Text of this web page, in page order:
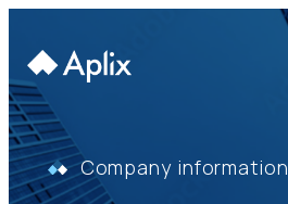
Company information